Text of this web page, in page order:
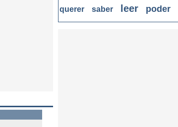
querer saber leer poder